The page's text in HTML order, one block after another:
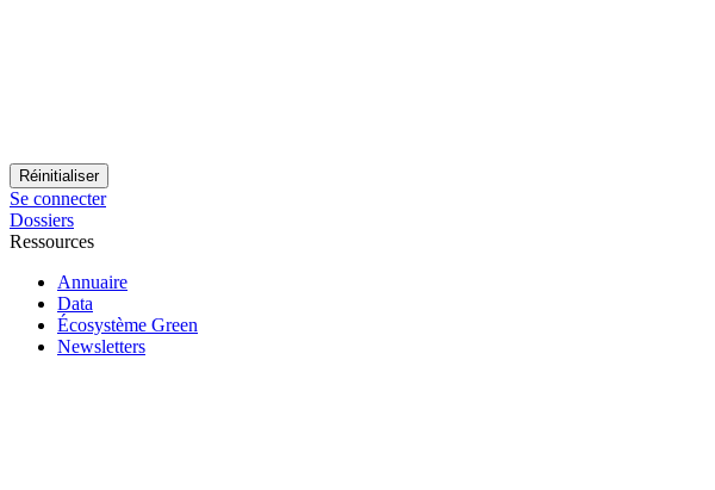
Se connecter
Dossiers
Ressources
Annuaire
Data
Écosystème Green
Newsletters